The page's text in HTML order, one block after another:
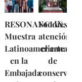
RESONANCIAS,
Muestra
Latinoamericana
en la
Embajada
Foodies,
atención:
el arte
de
conservar